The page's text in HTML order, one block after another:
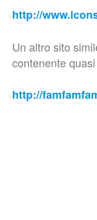
http://
Un altro sito
contenente
http://